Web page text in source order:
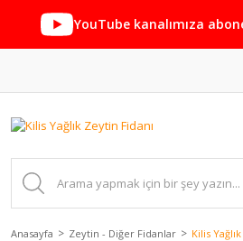
YouTube kanalımıza
Anasayfa Zeytin - Diğer Fidanlar Kilis